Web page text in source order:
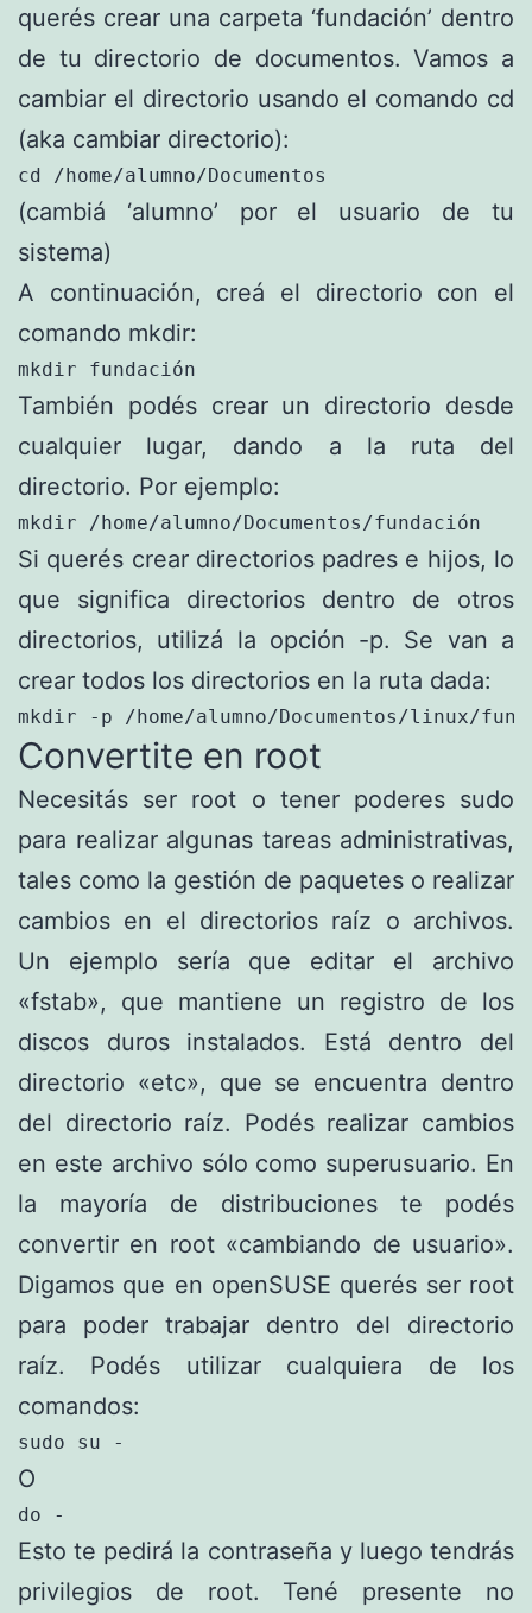
querés crear una carpeta ‘fundación’ dentro
de tu directorio de documentos. Vamos a
cambiar el directorio usando el comando cd
(aka cambiar directorio):
cd /home/alumno/Documentos
(cambiá ‘alumno’ por el usuario de tu
sistema)
A continuación, creá el directorio con el
comando mkdir:
mkdir fundación
También podés crear un directorio desde
cualquier lugar, dando a la ruta del
directorio. Por ejemplo:
mkdir /home/alumno/Documentos/fundación
Si querés crear directorios padres e hijos, lo
que significa directorios dentro de otros
directorios, utilizá la opción -p. Se van a
crear todos los directorios en la ruta dada:
mkdir -p /home/alumno/Documentos/linux/
Convertite en root
Necesitás ser root o tener poderes sudo
para realizar algunas tareas administrativas,
tales como la gestión de paquetes o realizar
cambios en el directorios raíz o archivos.
Un ejemplo sería que editar el archivo
«fstab», que mantiene un registro de los
discos duros instalados. Está dentro del
directorio «etc», que se encuentra dentro
del directorio raíz. Podés realizar cambios
en este archivo sólo como superusuario. En
la mayoría de distribuciones te podés
convertir en root «cambiando de usuario».
Digamos que en openSUSE querés ser root
para poder trabajar dentro del directorio
raíz. Podés utilizar cualquiera de los
comandos:
sudo su -
O
do -
Esto te pedirá la contraseña y luego tendrás
privilegios de root. Tené presente no